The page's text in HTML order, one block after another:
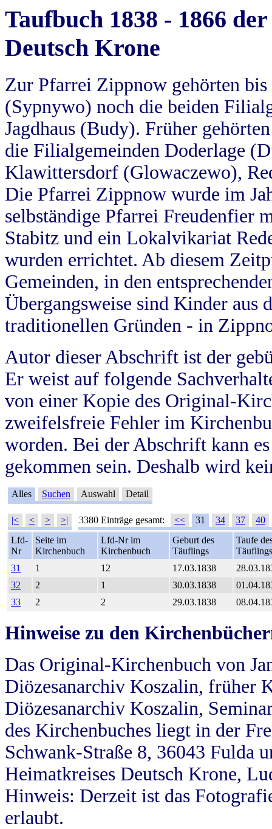
Taufbuch 1838 - 1866
Deutsch Krone
Zur Pfarrei Zippnow gehörten
(Sypnywo) noch die beiden
Jagdhaus (Budy). Früher
die Filialgemeinden Doderlage
Klawittersdorf (Glowaczewo),
Die Pfarrei Zippnow wurde im
selbständige Pfarrei Freudenfier
Stabitz und ein Lokalvikariat
wurden errichtet. Ab diesem
Gemeinden, in den
Übergangsweise sind Kinder aus
traditionellen Gründen - in
Autor dieser Abschrift ist der
Er weist auf folgende
von einer Kopie des Original-
zweifelsfreie Fehler im
worden. Bei der Abschrift kann
gekommen sein. Deshalb wird
Alles Suchen Auswahl Detail
|< < > >| 3380 Einträge gesamt: << 31 34 37
40
Lfd-
Nr
Seite im
Kirchenbuch
Lfd-Nr im
Kirchenbuch
Geburt des
Täuflings
Taufe
Täuflings
31
1 12 17.03.1838
32
2 1 30.03.1838
33
2 2 29.03.1838
Hinweise zu den
Das Original-Kirchenbuch von
Diözesanarchiv Koszalin, früher
Diözesanarchiv Koszalin,
des Kirchenbuches liegt in der
Schwank-Straße 8, 36043 Fulda
Heimatkreises Deutsch Krone,
Hinweis: Derzeit ist das
erlaubt.